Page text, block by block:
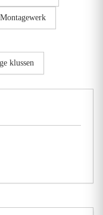
Montagewerk
klussen